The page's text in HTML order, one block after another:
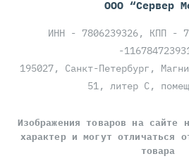
ООО “Сервер
ИНН - 7806239326, КПП -
-
195027, Санкт-Петербург,
51, литер С,
Изображения товаров на сайте
характер и могут отличаться
товара